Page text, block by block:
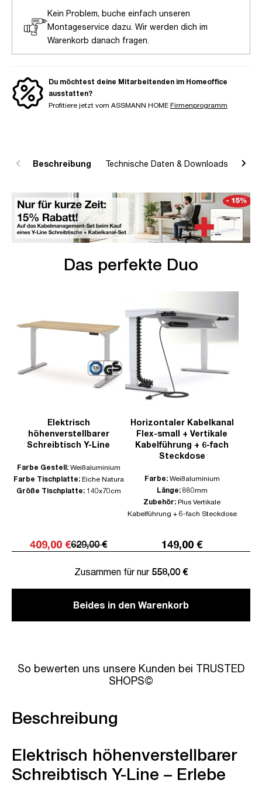
Kein Problem, buche einfach unseren
Montageservice dazu. Wir werden dich im
Warenkorb danach fragen.
Du möchtest deine Mitarbeitenden im Homeoffice
ausstatten?
Profitiere jetzt vom ASSMANN HOME Firmenprogramm
Beschreibung Technische Daten & Downloads
Das perfekte Duo
Elektrisch
höhenverstellbarer
Schreibtisch Y-Line
Farbe Gestell: Weißaluminium
Farbe Tischplatte: Eiche Natura
Größe Tischplatte: 140x70cm
409,00 €629,00 €
Horizontaler Kabelkanal
Flex-small + Vertikale
Kabelführung + 6-fach
Steckdose
Farbe: Weißaluminium
Länge: 880mm
Zubehör: Plus Vertikale
Kabelführung + 6-fach Steckdose
149,00 €
Zusammen für nur 558,00 €
Beides in den Warenkorb
So bewerten uns unsere Kunden bei TRUSTED
SHOPS©
Beschreibung
Elektrisch höhenverstellbarer
Schreibtisch Y-Line – Erlebe